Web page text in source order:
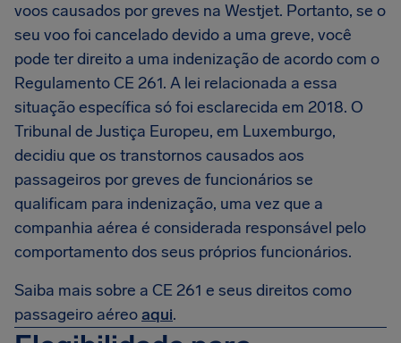
voos causados por greves na Westjet. Portanto, se o
seu voo foi cancelado devido a uma greve, você
pode ter direito a uma indenização de acordo com o
Regulamento CE 261. A lei relacionada a essa
situação específica só foi esclarecida em 2018. O
Tribunal de Justiça Europeu, em Luxemburgo,
decidiu que os transtornos causados aos
passageiros por greves de funcionários se
qualificam para indenização, uma vez que a
companhia aérea é considerada responsável pelo
comportamento dos seus próprios funcionários.
Saiba mais sobre a CE 261 e seus direitos como
passageiro aéreoaqui.